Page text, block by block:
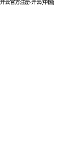
开云官方注册-开云(中国)